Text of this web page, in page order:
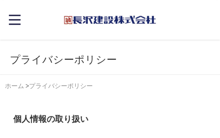
プライバシーポリシー
ホーム >プライバシーポリシー
個人情報の取り扱い